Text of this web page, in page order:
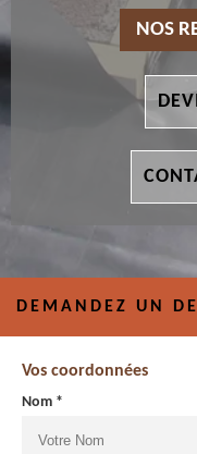
NOS
DEMANDEZ UN
Vos coordonnées
Nom *